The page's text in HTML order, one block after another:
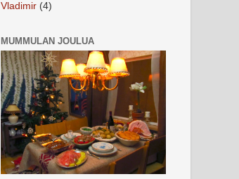
Vladimir (4)
MUMMULAN JOULUA